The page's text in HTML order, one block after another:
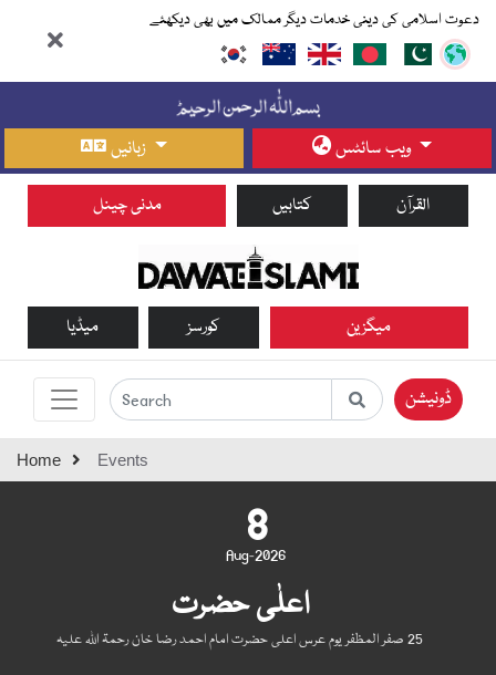
دعوت اسلامی کی دینی خدمات دیگر ممالک میں بھی دیکھئے
زبانیں ویب سائٹس
القرآن کتابیں مدنی چینل
میگزین کورسز میڈیا
ڈونیشن
Home Events
8
Aug-2026
اعلٰی حضرت
25 صفر المظفر یوم عرس اعلی حضرت امام احمد رضا خان رحمۃ اللہ علیہ